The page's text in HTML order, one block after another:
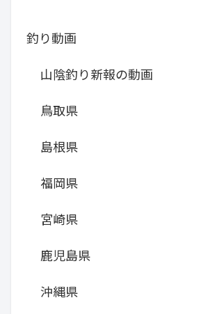
釣り動画
山陰釣り新報の動画
鳥取県
島根県
福岡県
宮崎県
鹿児島県
沖縄県